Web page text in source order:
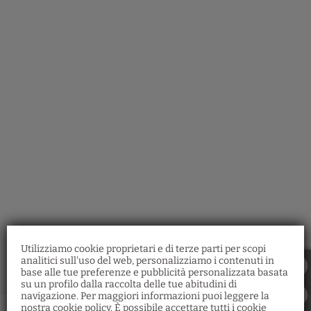
Utilizziamo cookie proprietari e di terze parti per scopi
analitici sull'uso del web, personalizziamo i contenuti in
base alle tue preferenze e pubblicità personalizzata basata
su un profilo dalla raccolta delle tue abitudini di
navigazione. Per maggiori informazioni puoi leggere la
nostra cookie policy. È possibile accettare tutti i cookie
Ristorante Santa Fosca